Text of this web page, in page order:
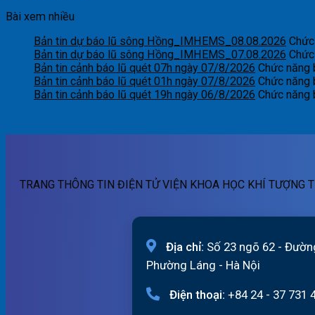
Bài xem nhiều
Bản tin dự báo lũ sông Hồng_IMHEMS_08.08.2026
Bản tin dự báo lũ sông Hồng_IMHEMS_07.08.2026
Bản tin cảnh báo lũ quét 07h ngày 07/8/2026 Chức năng
Bản tin cảnh báo lũ quét 01h ngày 07/8/2026 Chức năng
Bản tin cảnh báo lũ quét 19h ngày 06/8/2026 Chức năng
TRANG THÔNG TIN ĐIỆN TỬ VIỆN KHOA HỌC KHÍ TƯỢNG
Địa chỉ: Số 23 ngõ 62 -
Phường Láng - Hà Nội
Điện thoại: +84 24 - 37 731